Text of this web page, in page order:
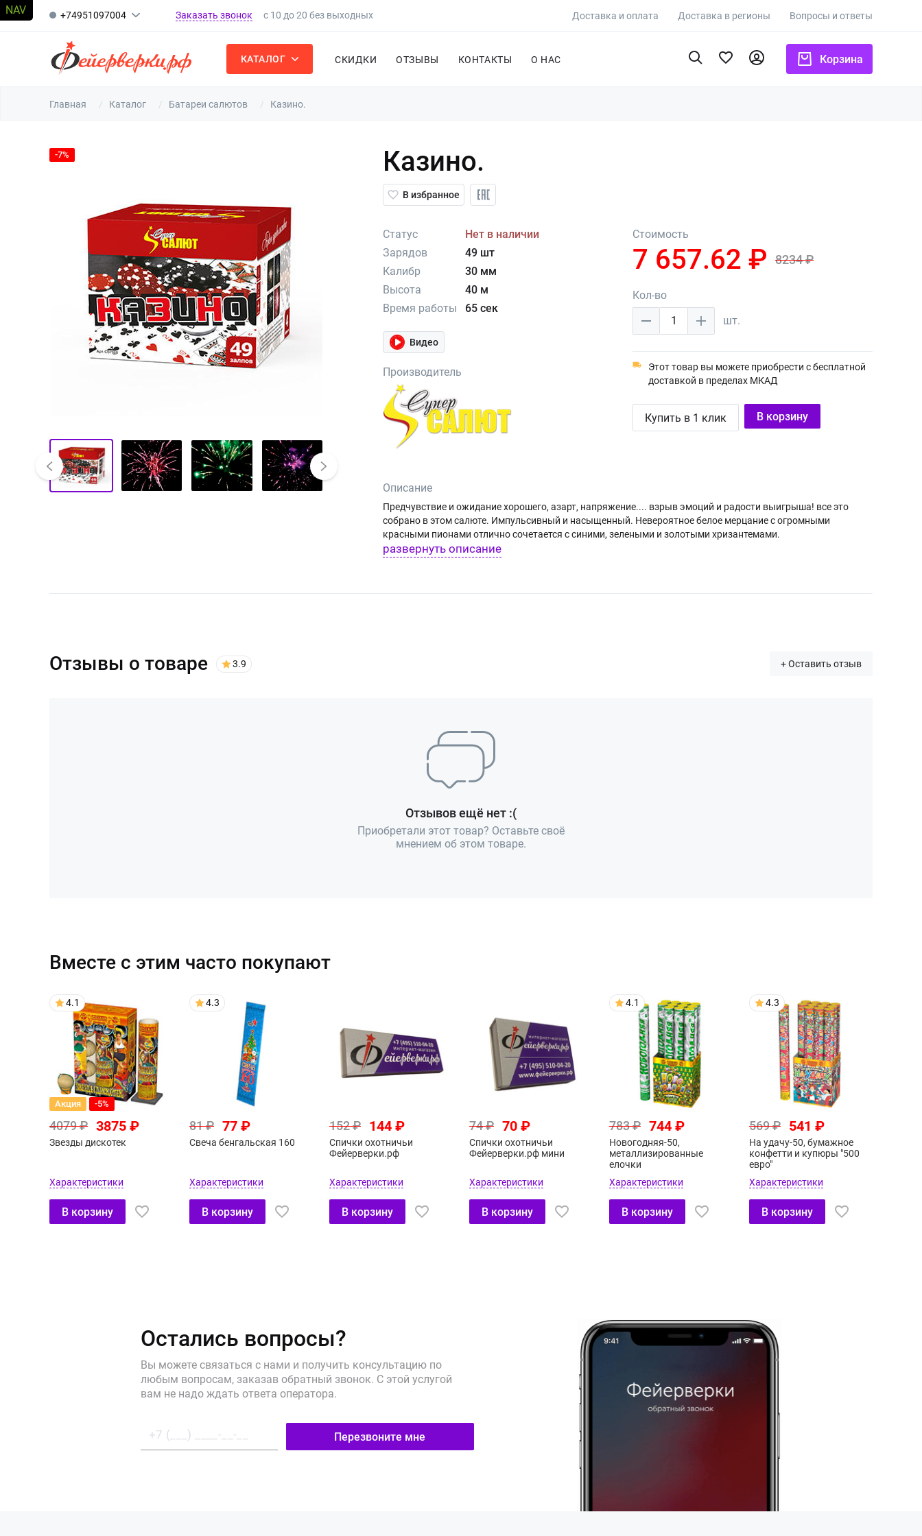
+74951097004 Заказать звонок с 10 до 20 без выходных Доставка и оплата Доставка в регионы Вопросы и ответы
КАТАЛОГ СКИДКИ ОТЗЫВЫ КОНТАКТЫ О НАС Корзина
Главная Каталог Батареи салютов Казино.
-7% Казино.
В избранное
Статус
Нет в наличии
Зарядов
49 шт
Калибр
30 мм
Высота
40 м
Время работы
65 сек
Видео
Производитель
Стоимость
7 657.62 ₽ 8234 ₽
Кол-во
1
шт.
Этот товар вы можете приобрести с бесплатной
доставкой в пределах МКАД
Купить в 1 клик В корзину
Описание
Предчувствие и ожидание хорошего, азарт, напряжение.... взрыв эмоций и радости выигрыша! все это
собрано в этом салюте. Импульсивный и насыщенный. Невероятное белое мерцание с огромными
красными пионами отлично сочетается с синими, зелеными и золотыми хризантемами.
развернуть описание
Отзывы о товаре 3.9 + Оставить отзыв
Отзывов ещё нет :(
Приобретали этот товар? Оставьте своё
мнением об этом товаре.
Вместе с этим часто покупают
4.1
Акция -5%
4079 ₽ 3875 ₽
Звезды дискотек
Характеристики
В корзину
4.3
81 ₽ 77 ₽
Свеча бенгальская 160
Характеристики
В корзину
152 ₽ 144 ₽
Спички охотничьи
Фейерверки.рф
Характеристики
В корзину
74 ₽ 70 ₽
Спички охотничьи
Фейерверки.рф мини
Характеристики
В корзину
4.1
783 ₽ 744 ₽
Новогодняя-50,
металлизированные
елочки
Характеристики
В корзину
4.3
569 ₽ 541 ₽
На удачу-50, бумажное
конфетти и купюры "500
евро"
Характеристики
В корзину
Остались вопросы?
Вы можете связаться с нами и получить консультацию по
любым вопросам, заказав обратный звонок. С этой услугой
вам не надо ждать ответа оператора.
Перезвоните мне